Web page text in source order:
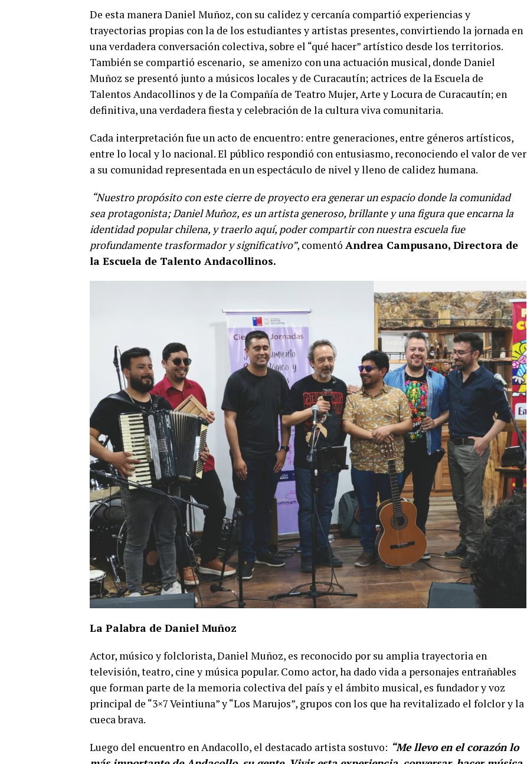
De esta manera Daniel Muñoz, con su calidez y cercanía compartió experiencias y
trayectorias propias con la de los estudiantes y artistas presentes, convirtiendo la jornada en
una verdadera conversación colectiva, sobre el “qué hacer” artístico desde los territorios.
También se compartió escenario, se amenizo con una actuación musical, donde Daniel
Muñoz se presentó junto a músicos locales y de Curacautín; actrices de la Escuela de
Talentos Andacollinos y de la Compañía de Teatro Mujer, Arte y Locura de Curacautín; en
definitiva, una verdadera fiesta y celebración de la cultura viva comunitaria.
Cada interpretación fue un acto de encuentro: entre generaciones, entre géneros artísticos,
entre lo local y lo nacional. El público respondió con entusiasmo, reconociendo el valor de ver
a su comunidad representada en un espectáculo de nivel y lleno de calidez humana.
“Nuestro propósito con este cierre de proyecto era generar un espacio donde la comunidad
sea protagonista; Daniel Muñoz, es un artista generoso, brillante y una figura que encarna la
identidad popular chilena, y traerlo aquí, poder compartir con nuestra escuela fue
profundamente trasformador y significativo”, comentó Andrea Campusano, Directora de
la Escuela de Talento Andacollinos.
La Palabra de Daniel Muñoz
Actor, músico y folclorista, Daniel Muñoz, es reconocido por su amplia trayectoria en
televisión, teatro, cine y música popular. Como actor, ha dado vida a personajes entrañables
que forman parte de la memoria colectiva del país y el ámbito musical, es fundador y voz
principal de “3×7 Veintiuna” y “Los Marujos”, grupos con los que ha revitalizado el folclor y la
cueca brava.
Luego del encuentro en Andacollo, el destacado artista sostuvo: “Me llevo en el corazón lo